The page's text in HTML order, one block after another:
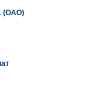
(ОАО)